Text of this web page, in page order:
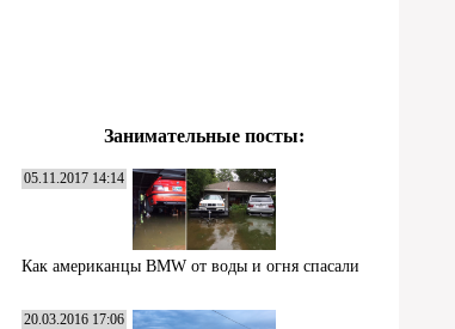
Занимательные посты:
05.11.2017 14:14
Как американцы BMW от воды и огня спасали
20.03.2016 17:06